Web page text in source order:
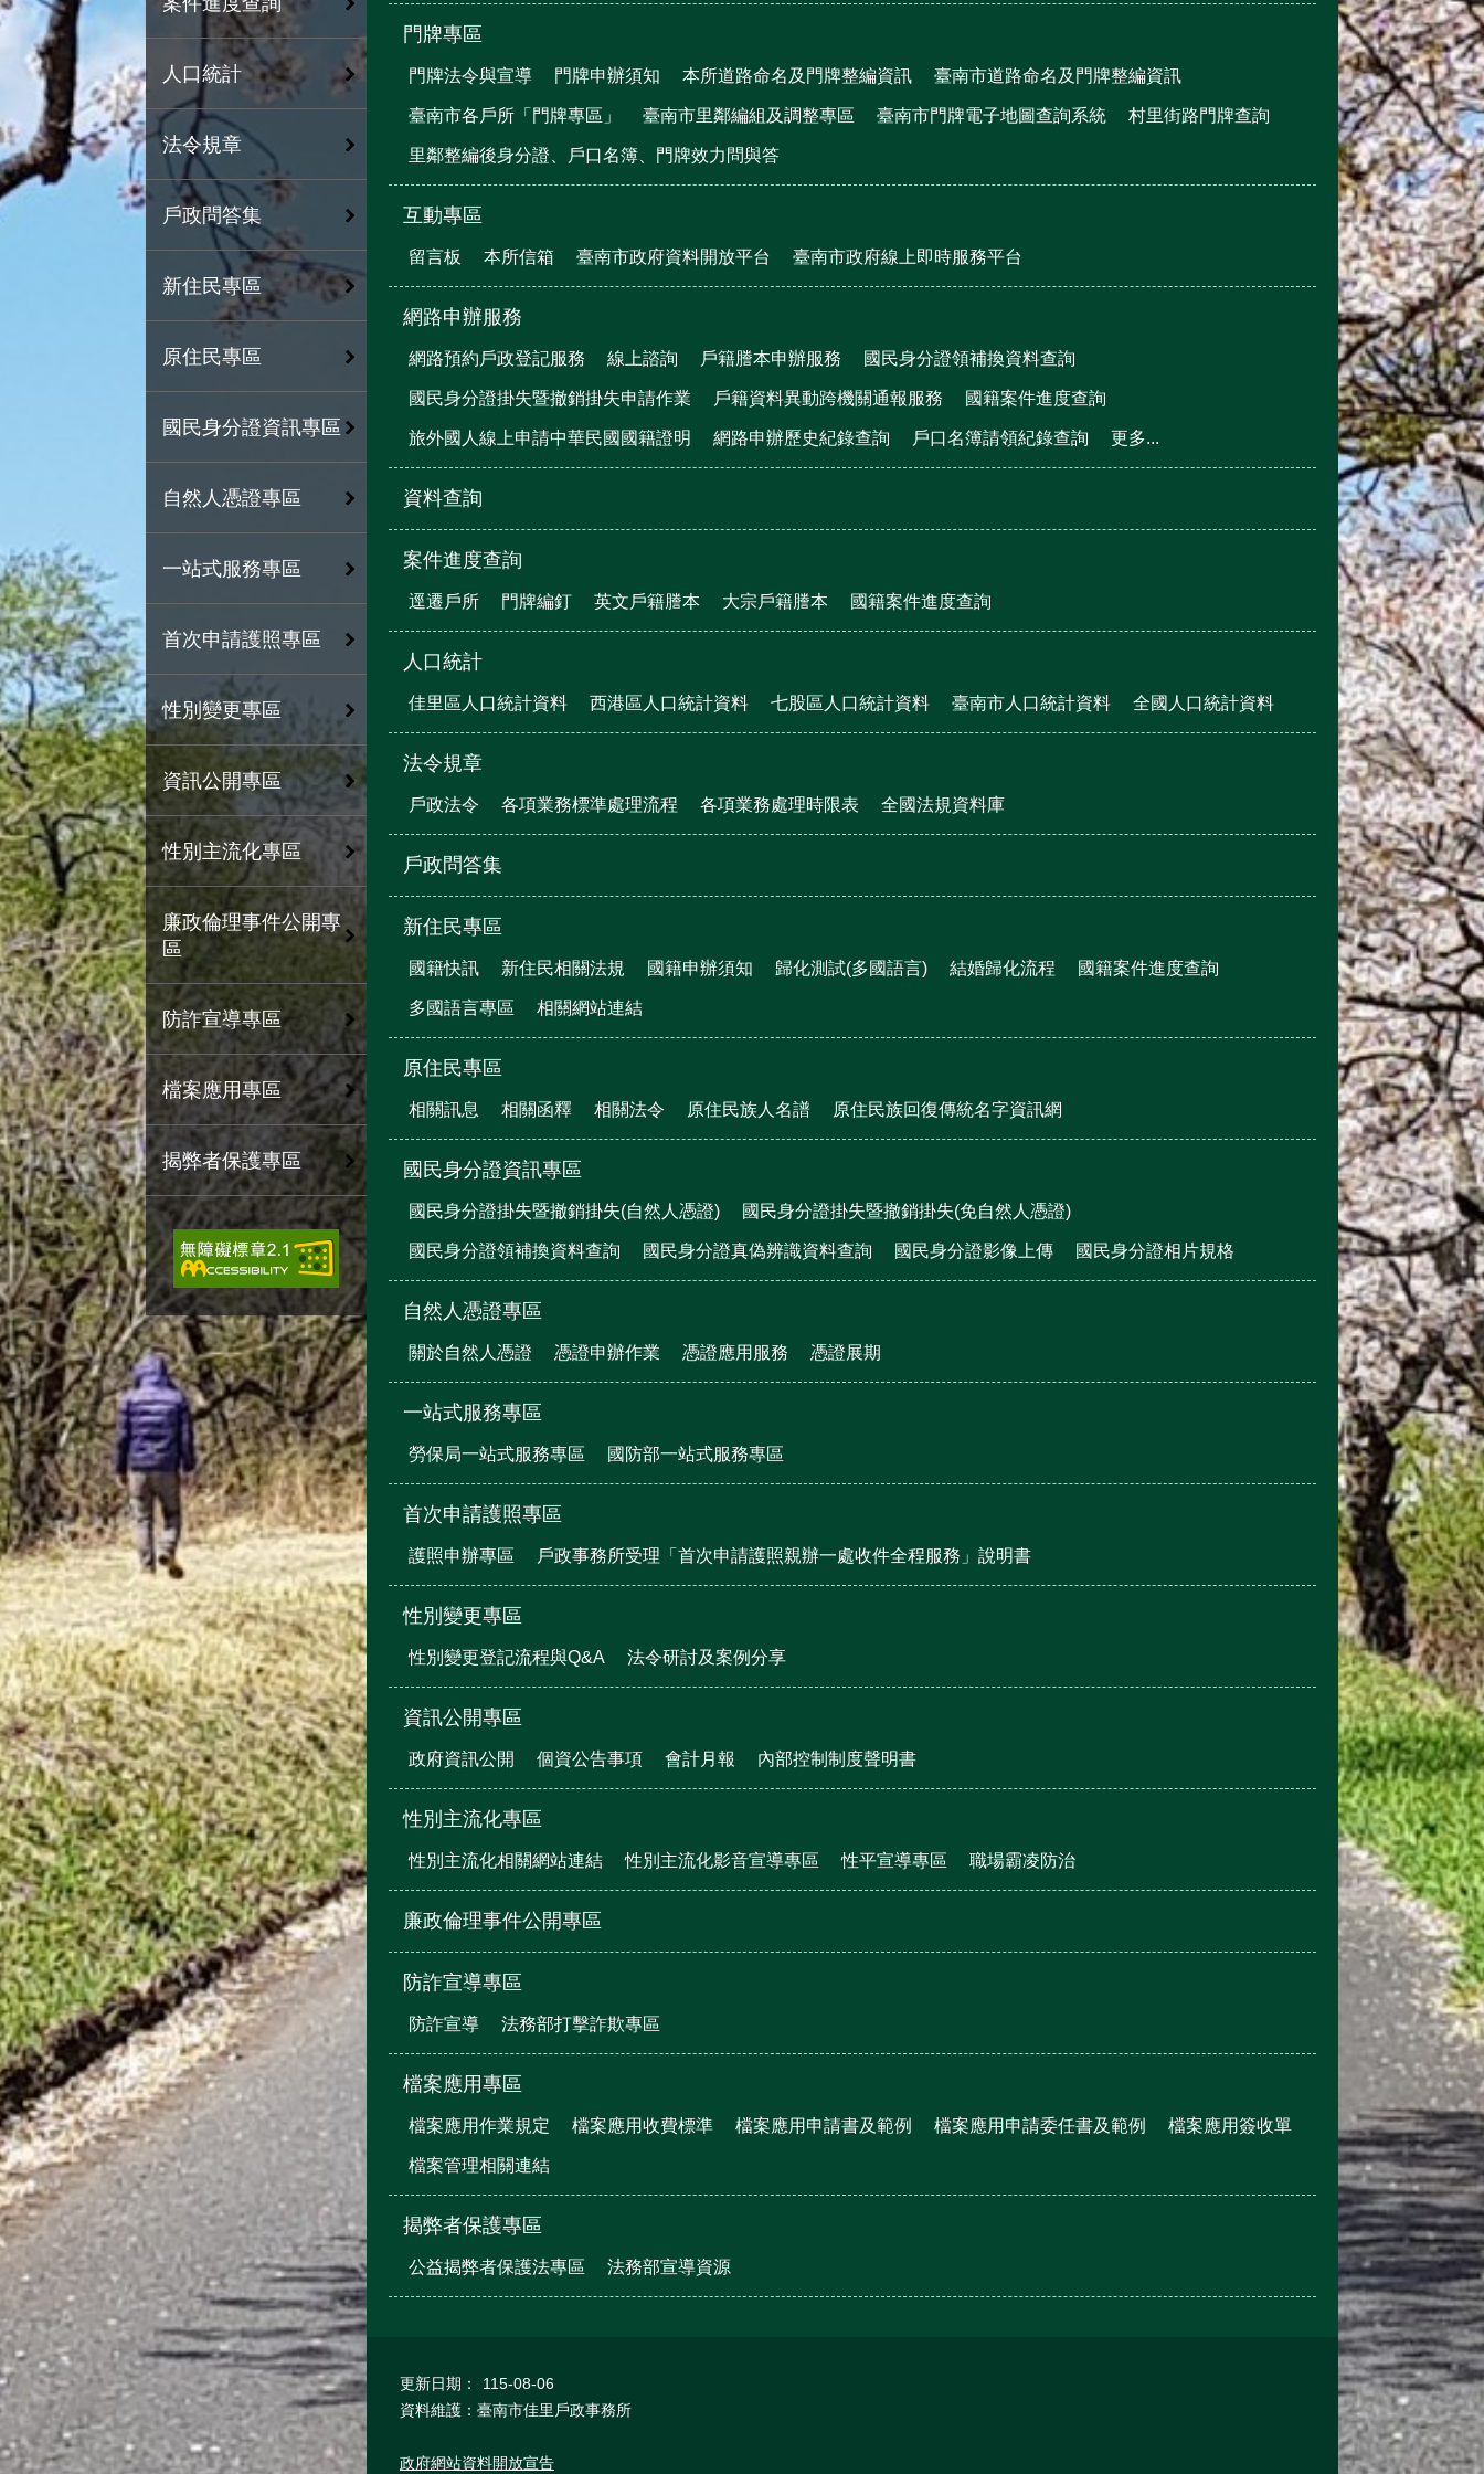
人口統計
法令規章
戶政問答集
新住民專區
原住民專區
國民身分證資訊專區
自然人憑證專區
一站式服務專區
首次申請護照專區
性別變更專區
資訊公開專區
性別主流化專區
廉政倫理事件公開專
區
防詐宣導專區
檔案應用專區
揭弊者保護專區
門牌專區
門牌法令與宣導 門牌申辦須知 本所道路命名及門牌整編資訊 臺南市道路命名及門牌整編資訊
臺南市各戶所「門牌專區」 臺南市里鄰編組及調整專區 臺南市門牌電子地圖查詢系統 村里街路門牌查詢
里鄰整編後身分證、戶口名簿、門牌效力問與答
互動專區
留言板 本所信箱 臺南市政府資料開放平台 臺南市政府線上即時服務平台
網路申辦服務
網路預約戶政登記服務 線上諮詢 戶籍謄本申辦服務 國民身分證領補換資料查詢
國民身分證掛失暨撤銷掛失申請作業 戶籍資料異動跨機關通報服務 國籍案件進度查詢
旅外國人線上申請中華民國國籍證明 網路申辦歷史紀錄查詢 戶口名簿請領紀錄查詢 更多...
資料查詢
案件進度查詢
逕遷戶所 門牌編釘 英文戶籍謄本 大宗戶籍謄本 國籍案件進度查詢
人口統計
佳里區人口統計資料 西港區人口統計資料 七股區人口統計資料 臺南市人口統計資料 全國人口統計資料
法令規章
戶政法令 各項業務標準處理流程 各項業務處理時限表 全國法規資料庫
戶政問答集
新住民專區
國籍快訊 新住民相關法規 國籍申辦須知 歸化測試(多國語言) 結婚歸化流程 國籍案件進度查詢
多國語言專區 相關網站連結
原住民專區
相關訊息 相關函釋 相關法令 原住民族人名譜 原住民族回復傳統名字資訊網
國民身分證資訊專區
國民身分證掛失暨撤銷掛失(自然人憑證) 國民身分證掛失暨撤銷掛失(免自然人憑證)
國民身分證領補換資料查詢 國民身分證真偽辨識資料查詢 國民身分證影像上傳 國民身分證相片規格
自然人憑證專區
關於自然人憑證 憑證申辦作業 憑證應用服務 憑證展期
一站式服務專區
勞保局一站式服務專區 國防部一站式服務專區
首次申請護照專區
護照申辦專區 戶政事務所受理「首次申請護照親辦一處收件全程服務」說明書
性別變更專區
性別變更登記流程與Q&A 法令研討及案例分享
資訊公開專區
政府資訊公開 個資公告事項 會計月報 內部控制制度聲明書
性別主流化專區
性別主流化相關網站連結 性別主流化影音宣導專區 性平宣導專區 職場霸凌防治
廉政倫理事件公開專區
防詐宣導專區
防詐宣導 法務部打擊詐欺專區
檔案應用專區
檔案應用作業規定 檔案應用收費標準 檔案應用申請書及範例 檔案應用申請委任書及範例 檔案應用簽收單
檔案管理相關連結
揭弊者保護專區
公益揭弊者保護法專區 法務部宣導資源
更新日期：
115-08-06
資料維護：臺南市佳里戶政事務所
政府網站資料開放宣告